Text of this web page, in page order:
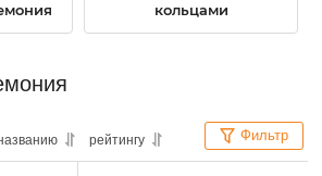
кольцами
рейтингу Фильтр